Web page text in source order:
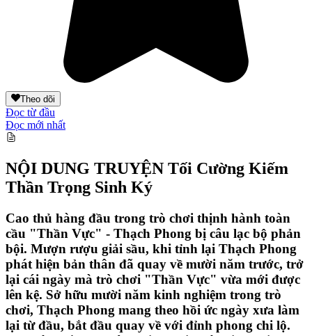
Theo dõi
Đọc từ đầu
Đọc mới nhất
NỘI DUNG TRUYỆN Tối Cường Kiếm
Thần Trọng Sinh Ký
Cao thủ hàng đầu trong trò chơi thịnh hành toàn
cầu "Thần Vực" - Thạch Phong bị câu lạc bộ phản
bội. Mượn rượu giải sầu, khi tỉnh lại Thạch Phong
phát hiện bản thân đã quay về mười năm trước, trở
lại cái ngày mà trò chơi "Thần Vực" vừa mới được
lên kệ. Sở hữu mười năm kinh nghiệm trong trò
chơi, Thạch Phong mang theo hồi ức ngày xưa làm
lại từ đầu, bắt đầu quay về với đỉnh phong chi lộ.